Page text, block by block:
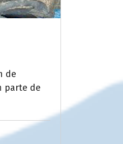
de
parte de